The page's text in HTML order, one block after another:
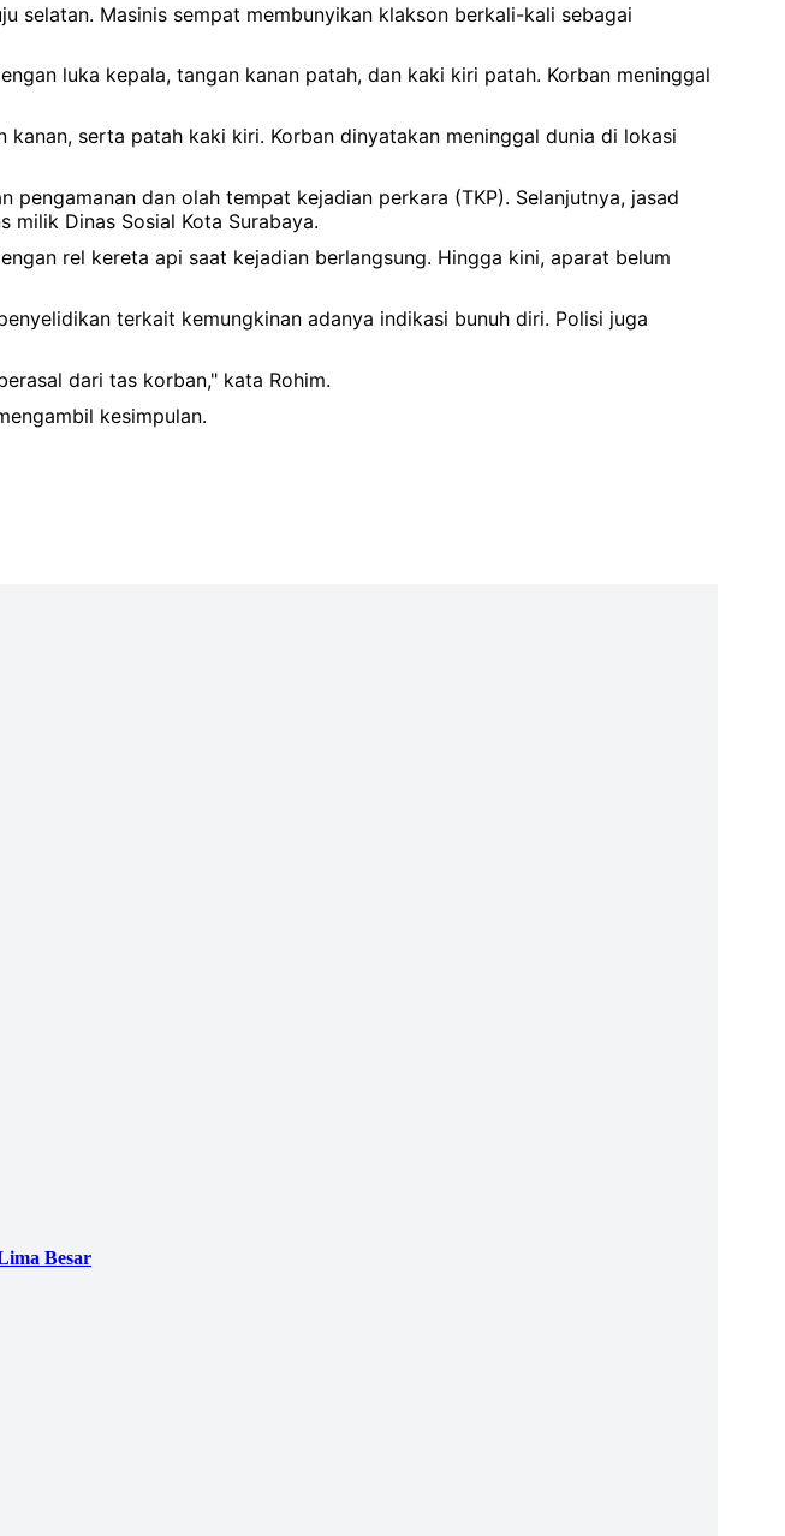
selatan. Masinis sempat membunyikan klakson berkali-kali sebagai
luka kepala, tangan kanan patah, dan kaki kiri patah. Korban meninggal
serta patah kaki kiri. Korban dinyatakan meninggal dunia di lokasi
dan olah tempat kejadian perkara (TKP). Selanjutnya, jasad
milik Dinas Sosial Kota Surabaya.
rel kereta api saat kejadian berlangsung. Hingga kini, aparat belum
terkait kemungkinan adanya indikasi bunuh diri. Polisi juga
dari tas korban," kata Rohim.
kesimpulan.
Besar